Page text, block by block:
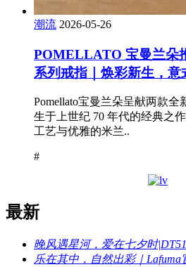
潮流 2026-05-26
POMELLATO 宝曼兰朵
系列戒指｜焕彩新生，意
Pomellato宝曼兰朵呈献两款全
生于上世纪 70 年代的经典之
工艺与优雅的米兰..
#
最新
晚风遇星河，爱在七夕时
乐在其中，自然出彩｜